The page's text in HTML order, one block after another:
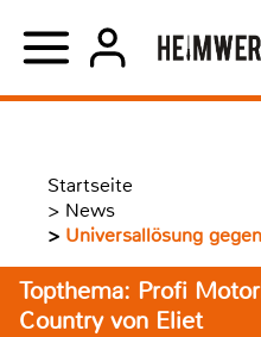
Startseite
> News
> Universallösung
Topthema: Profi
Country von Eliet